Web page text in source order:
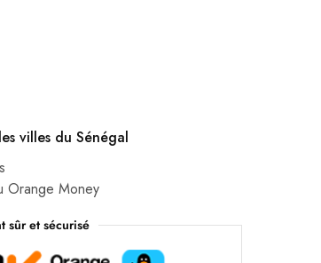
villes du Sénégal
Orange Money
sûr et sécurisé